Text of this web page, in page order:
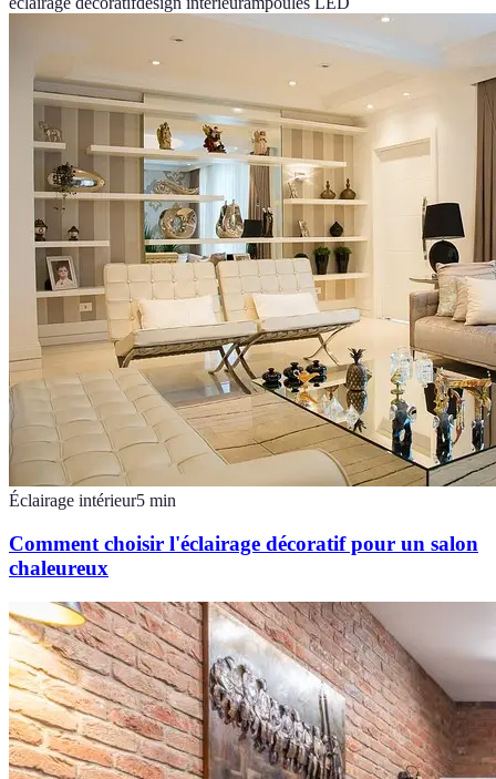
Éclairage intérieur5 min
Comment choisir l'éclairage décoratif pour un salon
chaleureux